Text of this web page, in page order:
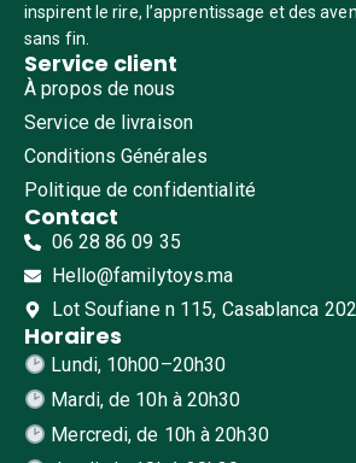
inspirent le rire, l’apprentissage et des
sans fin.
Service client
À propos de nous
Service de livraison
Conditions Générales
Politique de confidentialité
Contact
06 28 86 09 35
Hello@familytoys.ma
Lot Soufiane n 115, Casablanca
Horaires
Lundi, 10h00–20h30
Mardi, de 10h à 20h30
Mercredi, de 10h à 20h30